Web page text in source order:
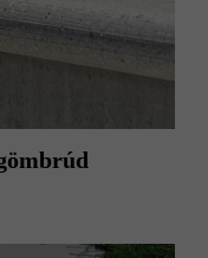
platina közép -
kristály
platina árnyalt
felára 1/2 gömbrúd